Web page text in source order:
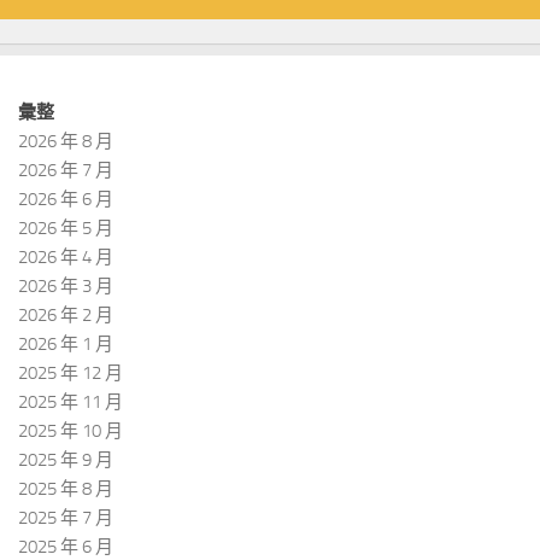
彙整
2026 年 8 月
2026 年 7 月
2026 年 6 月
2026 年 5 月
2026 年 4 月
2026 年 3 月
2026 年 2 月
2026 年 1 月
2025 年 12 月
2025 年 11 月
2025 年 10 月
2025 年 9 月
2025 年 8 月
2025 年 7 月
2025 年 6 月